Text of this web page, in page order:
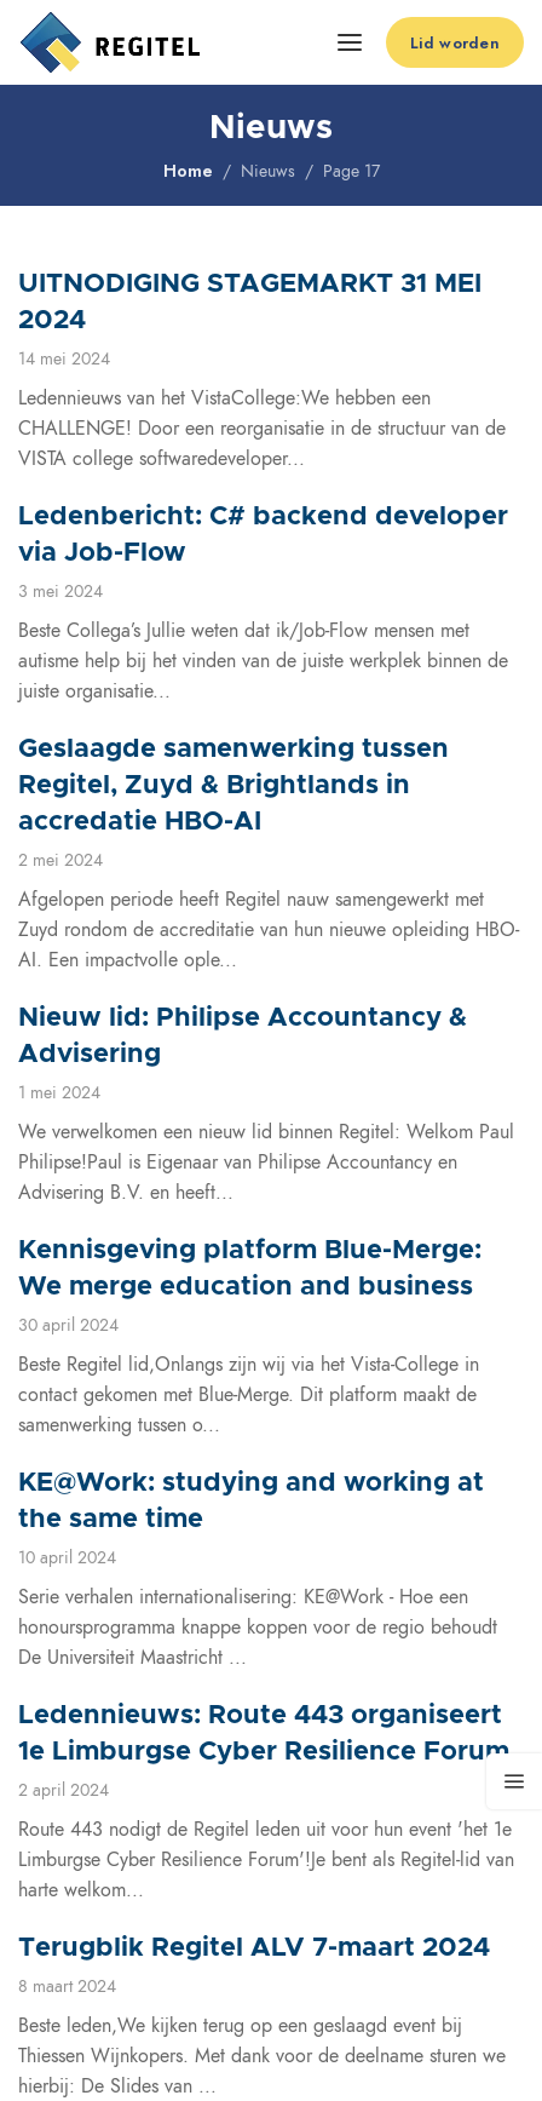
Lid worden
Nieuws
Home Nieuws Page 17
UITNODIGING STAGEMARKT 31 MEI
2024
14 mei 2024
Ledennieuws van het VistaCollege:We hebben een
CHALLENGE! Door een reorganisatie in de structuur van de
VISTA college softwaredeveloper...
Ledenbericht: C# backend developer
via Job-Flow
3 mei 2024
Beste Collega’s Jullie weten dat ik/Job-Flow mensen met
autisme help bij het vinden van de juiste werkplek binnen de
juiste organisatie...
Geslaagde samenwerking tussen
Regitel, Zuyd & Brightlands in
accredatie HBO-AI
2 mei 2024
Afgelopen periode heeft Regitel nauw samengewerkt met
Zuyd rondom de accreditatie van hun nieuwe opleiding HBO-
AI. Een impactvolle ople...
Nieuw lid: Philipse Accountancy &
Advisering
1 mei 2024
We verwelkomen een nieuw lid binnen Regitel: Welkom Paul
Philipse!Paul is Eigenaar van Philipse Accountancy en
Advisering B.V. en heeft...
Kennisgeving platform Blue-Merge:
We merge education and business
30 april 2024
Beste Regitel lid,Onlangs zijn wij via het Vista-College in
contact gekomen met Blue-Merge. Dit platform maakt de
samenwerking tussen o...
KE@Work: studying and working at
the same time
10 april 2024
Serie verhalen internationalisering: KE@Work - Hoe een
honoursprogramma knappe koppen voor de regio behoudt
De Universiteit Maastricht ...
Ledennieuws: Route 443 organiseert
1e Limburgse Cyber Resilience Forum
2 april 2024
Route 443 nodigt de Regitel leden uit voor hun event 'het 1e
Limburgse Cyber Resilience Forum'!Je bent als Regitel-lid van
harte welkom...
Terugblik Regitel ALV 7-maart 2024
8 maart 2024
Beste leden,We kijken terug op een geslaagd event bij
Thiessen Wijnkopers. Met dank voor de deelname sturen we
hierbij: De Slides van ...